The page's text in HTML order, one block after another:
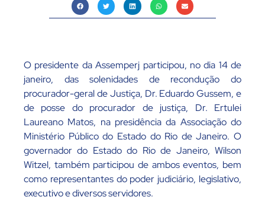
O presidente da Assemperj participou, no dia 14 de
janeiro, das solenidades de recondução do
procurador-geral de Justiça, Dr. Eduardo Gussem, e
de posse do procurador de justiça, Dr. Ertulei
Laureano Matos, na presidência da Associação do
Ministério Público do Estado do Rio de Janeiro. O
governador do Estado do Rio de Janeiro, Wilson
Witzel, também participou de ambos eventos, bem
como representantes do poder judiciário, legislativo,
executivo e diversos servidores.